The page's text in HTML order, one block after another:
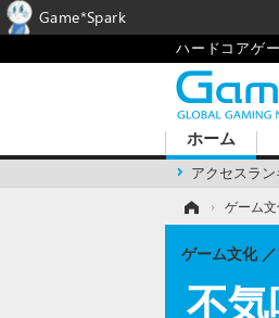
ハードコアゲ
ホーム
アクセスラ
› ゲーム文
不
ゲーム文化
Game*Spark